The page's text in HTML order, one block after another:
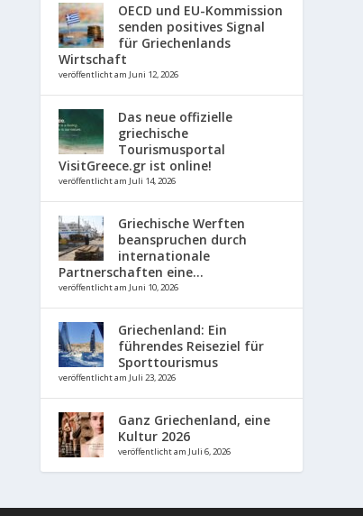
OECD und EU-Kommission
senden positives Signal
für Griechenlands
Wirtschaft
veröffentlicht am Juni 12, 2026
Das neue offizielle
griechische
Tourismusportal
VisitGreece.gr ist online!
veröffentlicht am Juli 14, 2026
Griechische Werften
beanspruchen durch
internationale
Partnerschaften eine...
veröffentlicht am Juni 10, 2026
Griechenland: Ein
führendes Reiseziel für
Sporttourismus
veröffentlicht am Juli 23, 2026
Ganz Griechenland, eine
Kultur 2026
veröffentlicht am Juli 6, 2026